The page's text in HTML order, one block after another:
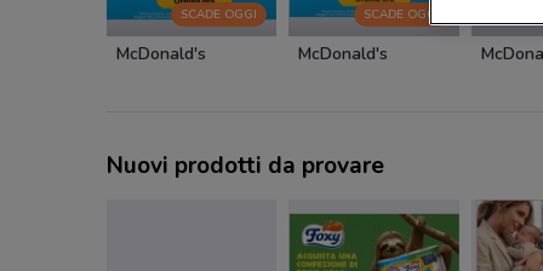
SCADE OGGI
McDonald's
SCADE OGGI
McDonald's
Nuovi prodotti da provare